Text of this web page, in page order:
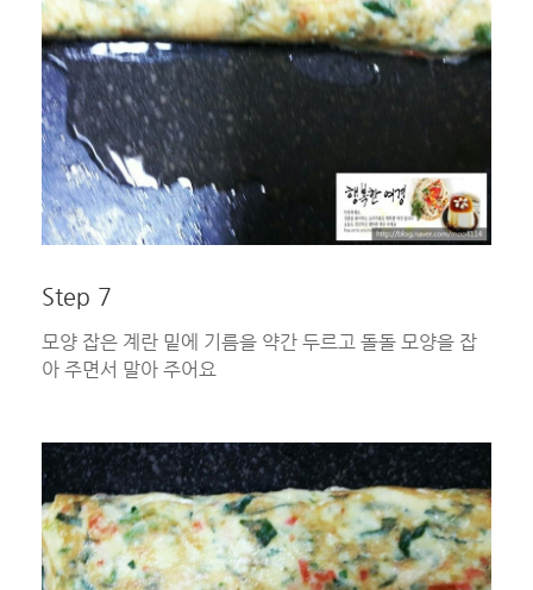
Step 7
모양 잡은 계란 밑에 기름을 약간 두르고 돌돌 모양을 잡
아 주면서 말아 주어요